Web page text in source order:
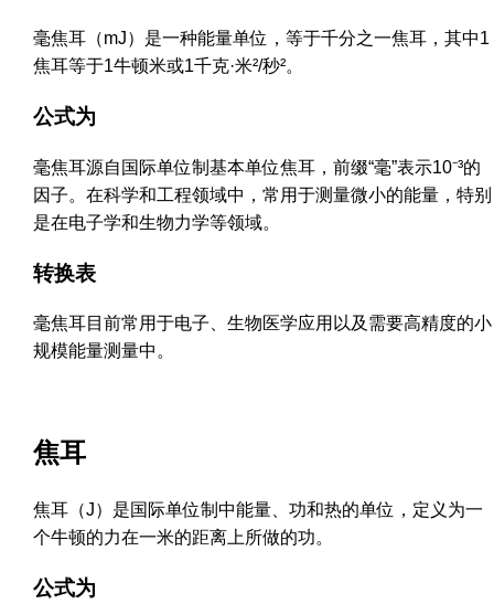
毫焦耳（mJ）是一种能量单位，等于千分之一焦耳，其中1
焦耳等于1牛顿米或1千克·米²/秒²。
公式为
毫焦耳源自国际单位制基本单位焦耳，前缀“毫”表示10⁻³的
因子。在科学和工程领域中，常用于测量微小的能量，特别
是在电子学和生物力学等领域。
转换表
毫焦耳目前常用于电子、生物医学应用以及需要高精度的小
规模能量测量中。
焦耳
焦耳（J）是国际单位制中能量、功和热的单位，定义为一
个牛顿的力在一米的距离上所做的功。
公式为